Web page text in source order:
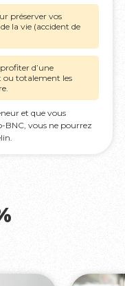
préserver vos
la vie (accident de
d’une
totalement les
et que vous
BNC, vous ne pourrez